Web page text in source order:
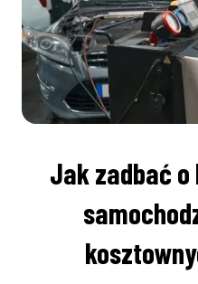
Jak zadbać